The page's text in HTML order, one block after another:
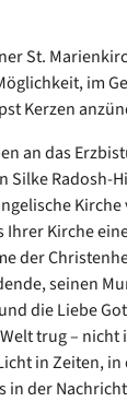
St.
im
Kerzen
an das
Silke Radosh-
Ihrer Kirche
der
seinen
die Liebe
trug –
in Zeiten,
in der